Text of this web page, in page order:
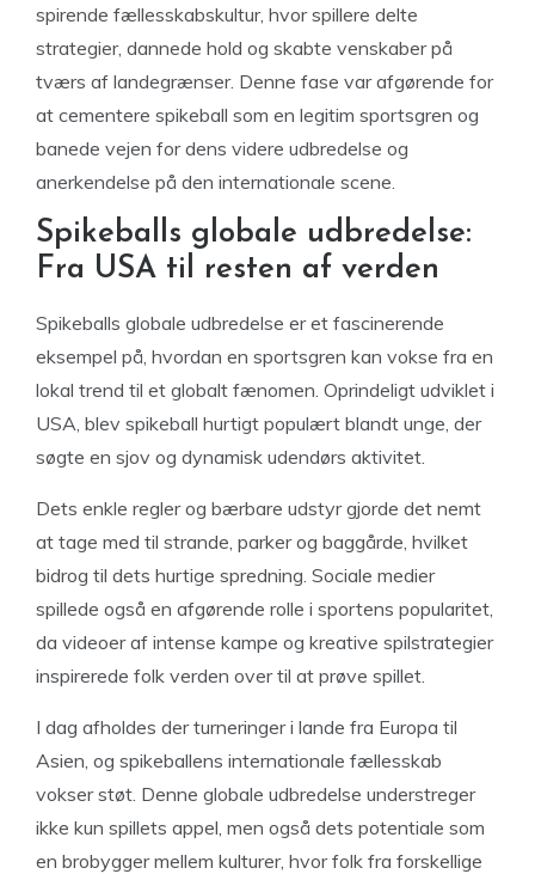
spirende fællesskabskultur, hvor spillere delte
strategier, dannede hold og skabte venskaber på
tværs af landegrænser. Denne fase var afgørende for
at cementere spikeball som en legitim sportsgren og
banede vejen for dens videre udbredelse og
anerkendelse på den internationale scene.
Spikeballs globale udbredelse:
Fra USA til resten af verden
Spikeballs globale udbredelse er et fascinerende
eksempel på, hvordan en sportsgren kan vokse fra en
lokal trend til et globalt fænomen. Oprindeligt udviklet i
USA, blev spikeball hurtigt populært blandt unge, der
søgte en sjov og dynamisk udendørs aktivitet.
Dets enkle regler og bærbare udstyr gjorde det nemt
at tage med til strande, parker og baggårde, hvilket
bidrog til dets hurtige spredning. Sociale medier
spillede også en afgørende rolle i sportens popularitet,
da videoer af intense kampe og kreative spilstrategier
inspirerede folk verden over til at prøve spillet.
I dag afholdes der turneringer i lande fra Europa til
Asien, og spikeballens internationale fællesskab
vokser støt. Denne globale udbredelse understreger
ikke kun spillets appel, men også dets potentiale som
en brobygger mellem kulturer, hvor folk fra forskellige